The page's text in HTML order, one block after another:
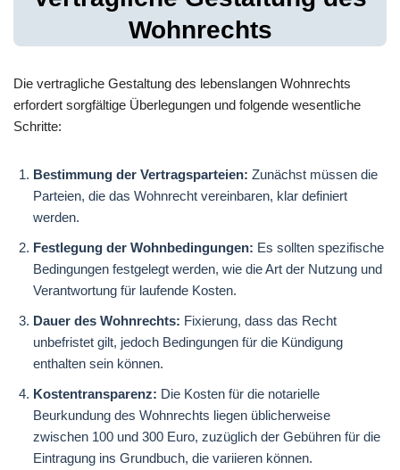
Wohnrechts
Die vertragliche Gestaltung des lebenslangen Wohnrechts
erfordert sorgfältige Überlegungen und folgende wesentliche
Schritte:
Bestimmung der Vertragsparteien: Zunächst müssen die
Parteien, die das Wohnrecht vereinbaren, klar definiert
werden.
Festlegung der Wohnbedingungen: Es sollten spezifische
Bedingungen festgelegt werden, wie die Art der Nutzung und
Verantwortung für laufende Kosten.
Dauer des Wohnrechts: Fixierung, dass das Recht
unbefristet gilt, jedoch Bedingungen für die Kündigung
enthalten sein können.
Kostentransparenz: Die Kosten für die notarielle
Beurkundung des Wohnrechts liegen üblicherweise
zwischen 100 und 300 Euro, zuzüglich der Gebühren für die
Eintragung ins Grundbuch, die variieren können.